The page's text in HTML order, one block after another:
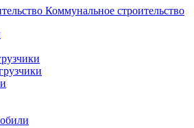
Коммунальное строительство